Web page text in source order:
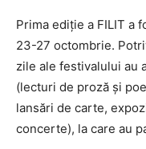
Prima ediţie a FILIT a
23-27 octombrie.
zile ale festivalului au
(lecturi de proză şi
lansări de carte,
concerte), la care au